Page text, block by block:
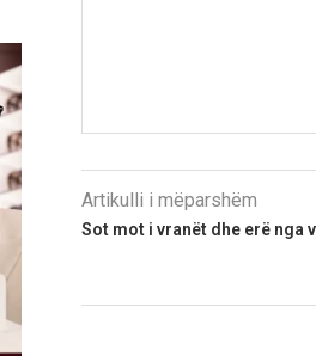
Artikulli i mëparshëm
Sot mot i vranët dhe erë nga